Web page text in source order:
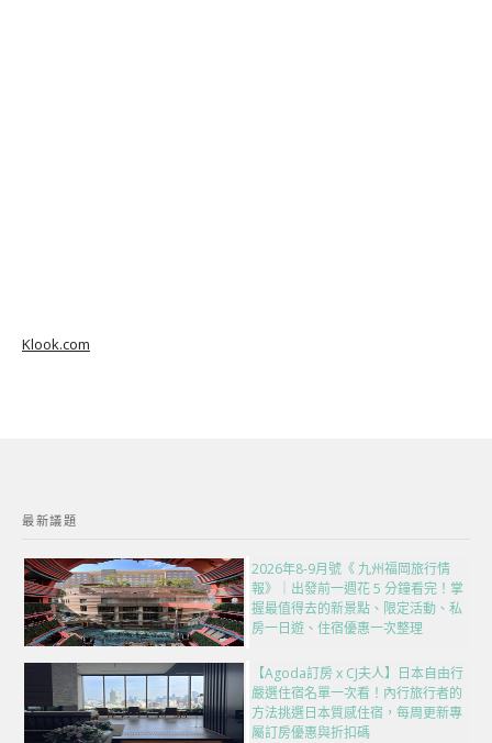
Klook.com
最新議題
2026年8-9月號《 九州福岡旅行情
報》｜出發前一週花 5 分鐘看完！掌
握最值得去的新景點、限定活動、私
房一日遊、住宿優惠一次整理
【Agoda訂房 x CJ夫人】日本自由行
嚴選住宿名單一次看！內行旅行者的
方法挑選日本質感住宿，每周更新專
屬訂房優惠與折扣碼